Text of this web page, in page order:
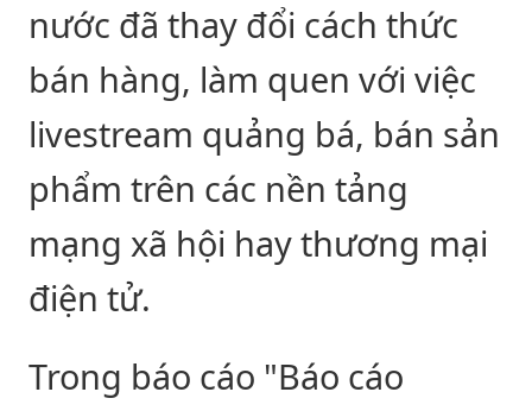
nước đã thay đổi cách thức
bán hàng, làm quen với việc
livestream quảng bá, bán sản
phẩm trên các nền tảng
mạng xã hội hay thương mại
điện tử.
Trong báo cáo "Báo cáo